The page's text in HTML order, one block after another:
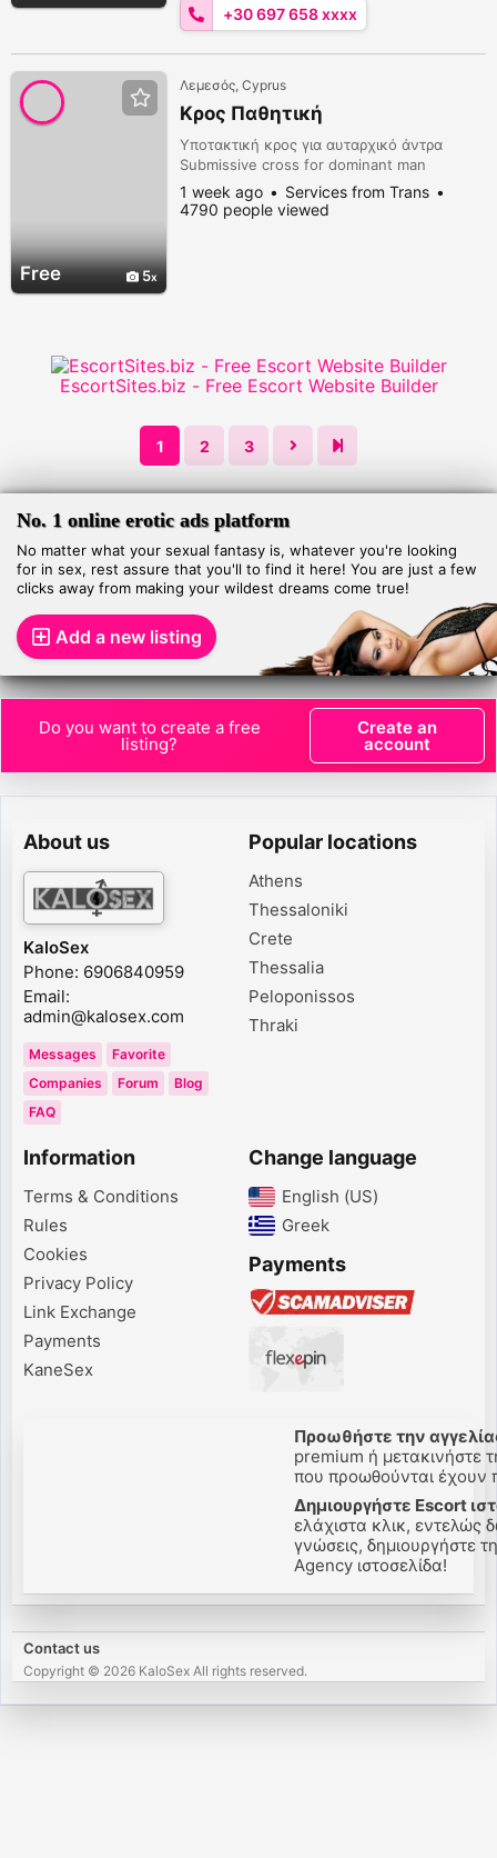
+30 697 658 xxxx
Free 5
Λεμεσός, Cyprus
Κρος Παθητική
Υποτακτική κρος για αυταρχικό άντρα
Submissive cross for dominant man
1 week ago
Services from Trans
4790 people viewed
EscortSites.biz - Free Escort Website Builder
1 2 3
No. 1 online erotic ads platform
No matter what your sexual fantasy is, whatever you're looking
for in sex, rest assure that you'll to find it here! You are just a few
clicks away from making your wildest dreams come true!
Add a new listing
Do you want to create a free
listing?
Create an
account
About us
KaloSex
Phone: 6906840959
Email:
admin@kalosex.com
Messages
Favorite
Companies
Forum
Blog
FAQ
Popular locations
Athens
Thessaloniki
Crete
Thessalia
Peloponissos
Thraki
Information
Terms & Conditions
Rules
Cookies
Privacy Policy
Link Exchange
Payments
KaneSex
Change language
English (US)‎
Greek‎
Payments
Προωθήστε την
premium ή μετακινήστε
που προωθούνται έχουν
Δημιουργήστε Escort
ελάχιστα κλικ, εντελώς
γνώσεις, δημιουργήστε
Agency ιστοσελίδα!
Contact us
Copyright © 2026 KaloSex All rights reserved.